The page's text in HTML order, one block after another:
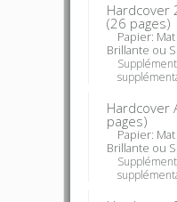
Hardcover
(26 pages)
Papier:
Brillante ou
Hardcover
pages)
Papier:
Brillante ou